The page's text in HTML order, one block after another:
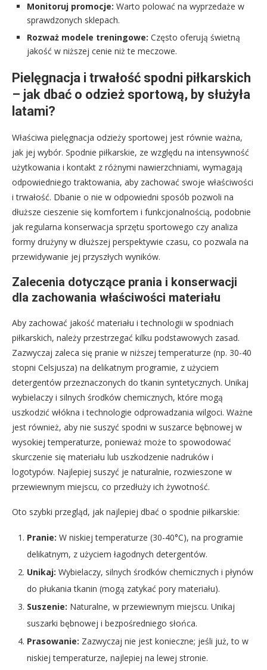
Monitoruj promocje: Warto polować na wyprzedaże w
sprawdzonych sklepach.
Rozważ modele treningowe: Często oferują świetną
jakość w niższej cenie niż te meczowe.
Pielęgnacja i trwałość spodni piłkarskich
– jak dbać o odzież sportową, by służyła
latami?
Właściwa pielęgnacja odzieży sportowej jest równie ważna,
jak jej wybór. Spodnie piłkarskie, ze względu na intensywność
użytkowania i kontakt z różnymi nawierzchniami, wymagają
odpowiedniego traktowania, aby zachować swoje właściwości
i trwałość. Dbanie o nie w odpowiedni sposób pozwoli na
dłuższe cieszenie się komfortem i funkcjonalnością, podobnie
jak regularna konserwacja sprzętu sportowego czy analiza
formy drużyny w dłuższej perspektywie czasu, co pozwala na
przewidywanie jej przyszłych wyników.
Zalecenia dotyczące prania i konserwacji
dla zachowania właściwości materiału
Aby zachować jakość materiału i technologii w spodniach
piłkarskich, należy przestrzegać kilku podstawowych zasad.
Zazwyczaj zaleca się pranie w niższej temperaturze (np. 30-40
stopni Celsjusza) na delikatnym programie, z użyciem
detergentów przeznaczonych do tkanin syntetycznych. Unikaj
wybielaczy i silnych środków chemicznych, które mogą
uszkodzić włókna i technologie odprowadzania wilgoci. Ważne
jest również, aby nie suszyć spodni w suszarce bębnowej w
wysokiej temperaturze, ponieważ może to spowodować
skurczenie się materiału lub uszkodzenie nadruków i
logotypów. Najlepiej suszyć je naturalnie, rozwieszone w
przewiewnym miejscu, co przedłuży ich żywotność.
Oto szybki przegląd, jak najlepiej dbać o spodnie piłkarskie:
Pranie: W niskiej temperaturze (30-40°C), na programie
delikatnym, z użyciem łagodnych detergentów.
Unikaj: Wybielaczy, silnych środków chemicznych i płynów
do płukania tkanin (mogą zatykać pory materiału).
Suszenie: Naturalne, w przewiewnym miejscu. Unikaj
suszarki bębnowej i bezpośredniego słońca.
Prasowanie: Zazwyczaj nie jest konieczne; jeśli już, to w
niskiej temperaturze, najlepiej na lewej stronie.